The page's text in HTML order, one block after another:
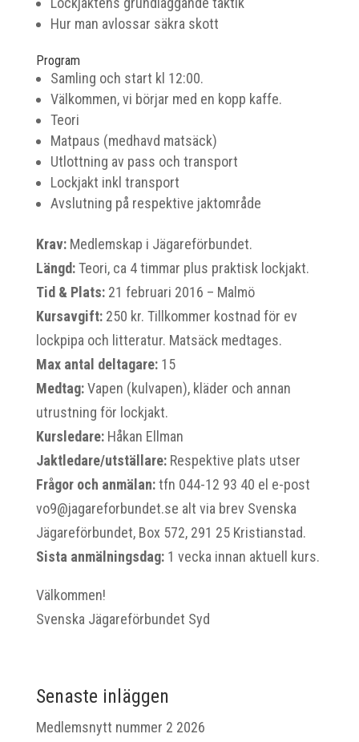
Hur man avlossar säkra skott
Program
Samling och start kl 12:00.
Välkommen, vi börjar med en kopp kaffe.
Teori
Matpaus (medhavd matsäck)
Utlottning av pass och transport
Lockjakt inkl transport
Avslutning på respektive jaktområde
Krav:Medlemskap i Jägareförbundet.
Längd:Teori, ca 4 timmar plus praktisk lockjakt.
Tid & Plats:21 februari 2016 – Malmö
Kursavgift:250 kr. Tillkommer kostnad för ev
lockpipa och litteratur. Matsäck medtages.
Max antal deltagare:15
Medtag:Vapen (kulvapen), kläder och annan
utrustning för lockjakt.
Kursledare:Håkan Ellman
Jaktledare/utställare:Respektive plats utser
Frågor och anmälan:tfn 044-12 93 40 el e-post
vo9@jagareforbundet.se alt via brev Svenska
Jägareförbundet, Box 572, 291 25 Kristianstad.
Sista anmälningsdag:1 vecka innan aktuell kurs.
Välkommen!
Svenska Jägareförbundet Syd
Senaste inläggen
Medlemsnytt nummer 2 2026